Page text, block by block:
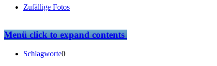
Zufällige Fotos
Menüclick to expand contents
Schlagworte0